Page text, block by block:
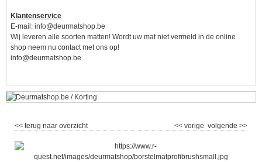
Klantenservice
E-mail: info@deurmatshop.be
Wij leveren alle soorten matten! Wordt uw mat niet vermeld in de online
shop neem nu contact met ons op!
info@deurmatshop.be
<< terug naar overzicht volgende >>
<< vorige